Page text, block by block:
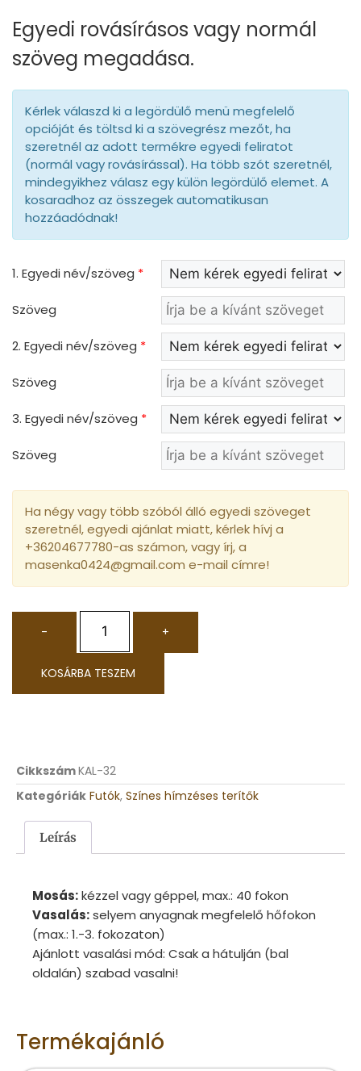
Egyedi rovásírásos vagy normál
szöveg megadása.
Kérlek válaszd ki a legördülő menü megfelelő
opcióját és töltsd ki a szövegrész mezőt, ha
szeretnél az adott termékre egyedi feliratot
(normál vagy rovásírással). Ha több szót szeretnél,
mindegyikhez válasz egy külön legördülő elemet. A
kosaradhoz az összegek automatikusan
hozzáadódnak!
1. Egyedi név/szöveg *
Szöveg
2. Egyedi név/szöveg *
Szöveg
3. Egyedi név/szöveg *
Szöveg
Ha négy vagy több szóból álló egyedi szöveget
szeretnél, egyedi ajánlat miatt, kérlek hívj a
+36204677780-as számon, vagy írj, a
masenka0424@gmail.com e-mail címre!
- +
KOSÁRBA TESZEM
CikkszámKAL-32
Kategóriák Futók, Színes hímzéses terítők
Leírás
Mosás:kézzel vagy géppel, max.: 40 fokon
Vasalás:selyem anyagnak megfelelő hőfokon
(max.: 1.-3. fokozaton)
Ajánlott vasalási mód: Csak a hátulján (bal
oldalán) szabad vasalni!
Termékajánló